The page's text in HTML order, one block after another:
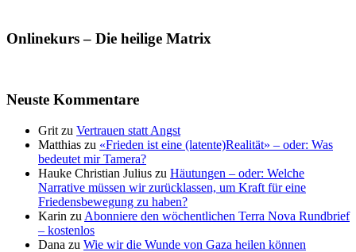
Onlinekurs – Die heilige Matrix
Neuste Kommentare
Grit zu Vertrauen statt Angst
Matthias zu «Frieden ist eine (latente)Realität» – oder: Was
bedeutet mir Tamera?
Hauke Christian Julius zu Häutungen – oder: Welche
Narrative müssen wir zurücklassen, um Kraft für eine
Friedensbewegung zu haben?
Karin zu Abonniere den wöchentlichen Terra Nova Rundbrief
– kostenlos
Dana zu Wie wir die Wunde von Gaza heilen können